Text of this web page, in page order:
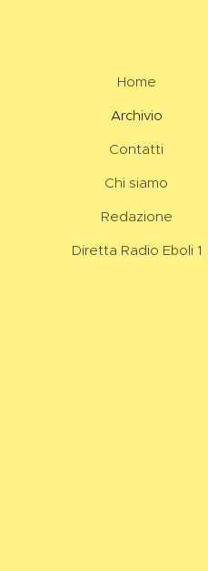
Home
Archivio
Contatti
Chi siamo
Redazione
Diretta Radio Eboli 1